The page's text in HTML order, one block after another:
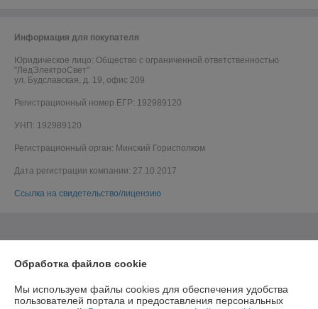
Информация для покупателя
Юридическое лицо: Общество с ограниченной ответственностью
"ЛедЭлектроСвет"
ул. Будславская, д. 19, офис 209
Регистрационный номер ЕГР: 192989120
УНП: 192989120
Регистрационный орган: Минский Горисполком
Дата регистрации компании: 27.10.2017
Ссылка на свидетельство/лицензию
Обработка файлов cookie
Мы используем файлы cookies для обеспечения удобства
пользователей портала и предоставления персональных